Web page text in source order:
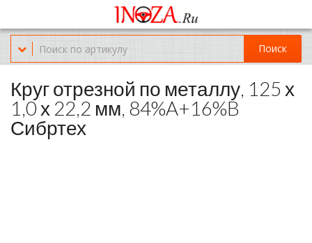
Офис обслуживания г.Краснодар (KRD) Куликова Поля 2 (магазин
Нож-мясо)
8-(967)-300-69-11
Поиск
Круг отрезной по металлу, 125 х
1,0 х 22,2 мм, 84%A+16%B
Сибртех